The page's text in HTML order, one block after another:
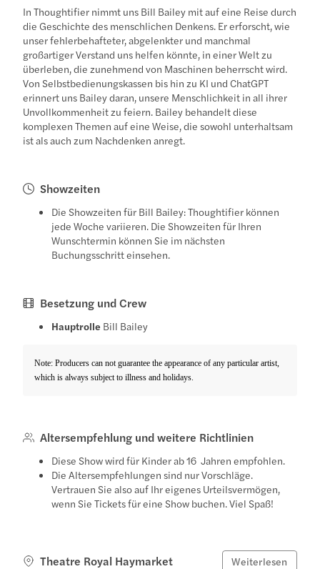
In Thoughtifier nimmt uns Bill Bailey mit auf eine Reise durch
die Geschichte des menschlichen Denkens. Er erforscht, wie
unser fehlerbehafteter, abgelenkter und manchmal
großartiger Verstand uns helfen könnte, in einer Welt zu
überleben, die zunehmend von Maschinen beherrscht wird.
Von Selbstbedienungskassen bis hin zu KI und ChatGPT
erinnert uns Bailey daran, unsere Menschlichkeit in all ihrer
Unvollkommenheit zu feiern. Bailey behandelt diese
komplexen Themen auf eine Weise, die sowohl unterhaltsam
ist als auch zum Nachdenken anregt.
Showzeiten
Die Showzeiten für Bill Bailey: Thoughtifier können
jede Woche variieren. Die Showzeiten für Ihren
Wunschtermin können Sie im nächsten
Buchungsschritt einsehen.
Besetzung und Crew
Hauptrolle Bill Bailey
Note: Producers can not guarantee the appearance of any particular artist,
which is always subject to illness and holidays.
Altersempfehlung und weitere Richtlinien
Diese Show wird für Kinder ab 16 Jahren empfohlen.
Die Altersempfehlungen sind nur Vorschläge.
Vertrauen Sie also auf Ihr eigenes Urteilsvermögen,
wenn Sie Tickets für eine Show buchen. Viel Spaß!
Theatre Royal Haymarket Weiterlesen